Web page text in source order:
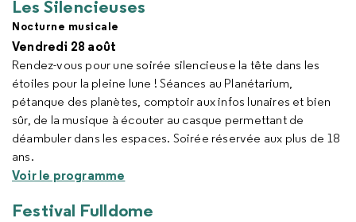
Les Silencieuses
Nocturne musicale
Vendredi 28 août
Rendez-vous pour une soirée silencieuse la tête dans les
étoiles pour la pleine lune ! Séances au Planétarium,
pétanque des planètes, comptoir aux infos lunaires et bien
sûr, de la musique à écouter au casque permettant de
déambuler dans les espaces. Soirée réservée aux plus de 18
ans.
Voir le programme
Festival Fulldome